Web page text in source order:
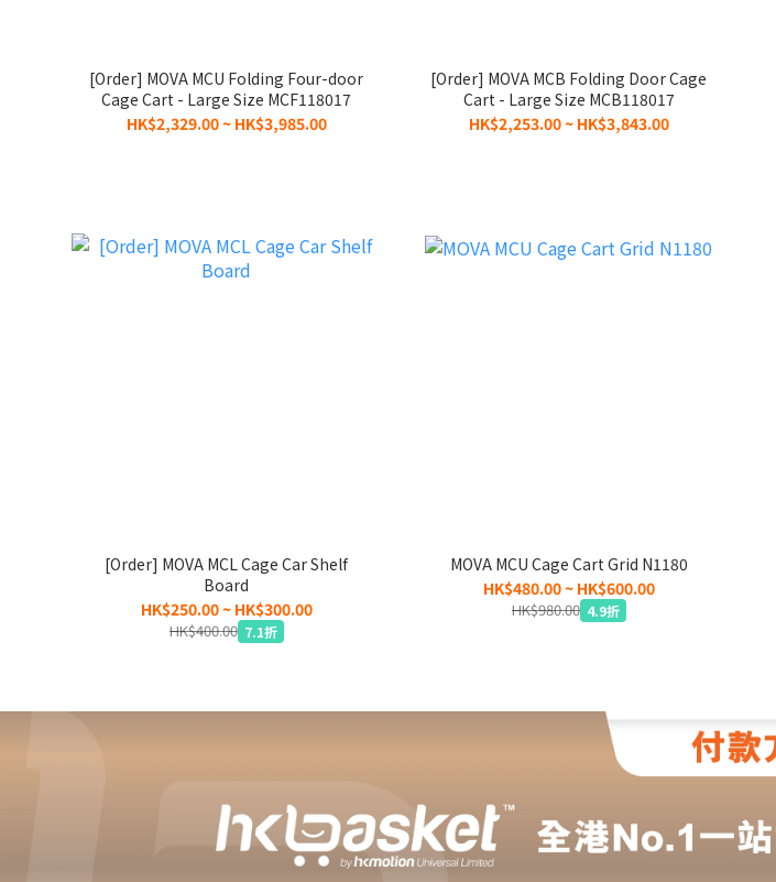
[Order] MOVA MCU Folding Four-door
Cage Cart - Large Size MCF118017
HK$2,329.00 ~ HK$3,985.00
[Order] MOVA MCB Folding Door Cage
Cart - Large Size MCB118017
HK$2,253.00 ~ HK$3,843.00
[Order] MOVA MCL Cage Car Shelf
Board
HK$250.00 ~ HK$300.00
HK$400.00 7.1折
MOVA MCU Cage Cart Grid N1180
HK$480.00 ~ HK$600.00
HK$980.00 4.9折